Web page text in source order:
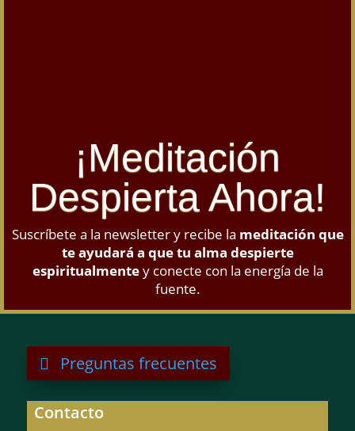
¡Meditación
Despierta Ahora!
Suscríbete a la newsletter y recibe la meditación que
te ayudará a que tu alma despierte
espiritualmentey conecte con la energía de la
fuente.
Preguntas frecuentes
Contacto